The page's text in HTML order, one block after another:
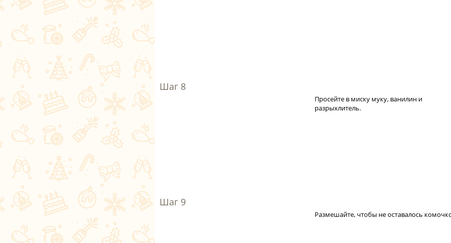
Просейте в миску муку, ванилин и
разрыхлитель.
Размешайте, чтобы не оставалось